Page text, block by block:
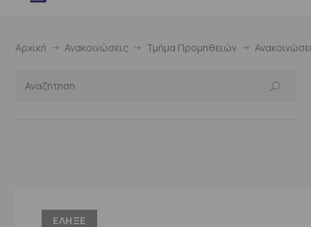
Αρχική Ανακοινώσεις Τμήμα Προμηθειών
ΕΛΗΞΕ